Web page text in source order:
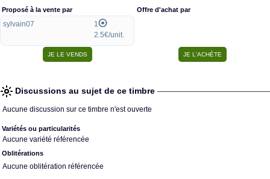
Proposé à la vente par
sylvain07
1
2.5€/unit.
Offre d'achat par
Discussions au sujet de ce timbre
Aucune discussion sur ce timbre n'est ouverte
Variétés ou particularités
Aucune variété référencée
Oblitérations
Aucune oblitération référencée